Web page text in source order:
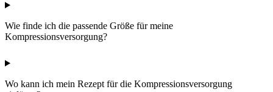
Wie finde ich die passende Größe für meine
Kompressionsversorgung?
Wo kann ich mein Rezept für die Kompressionsversorgung